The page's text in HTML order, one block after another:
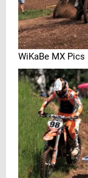
WiKaBe MX Pics